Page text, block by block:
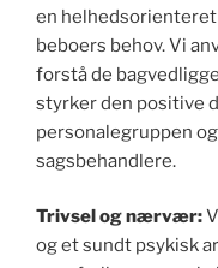
en
beboers behov. Vi
forstå de
styrker den positive
personalegruppen
sagsbehandlere.
Trivsel og nærvær:
og et sundt psykisk